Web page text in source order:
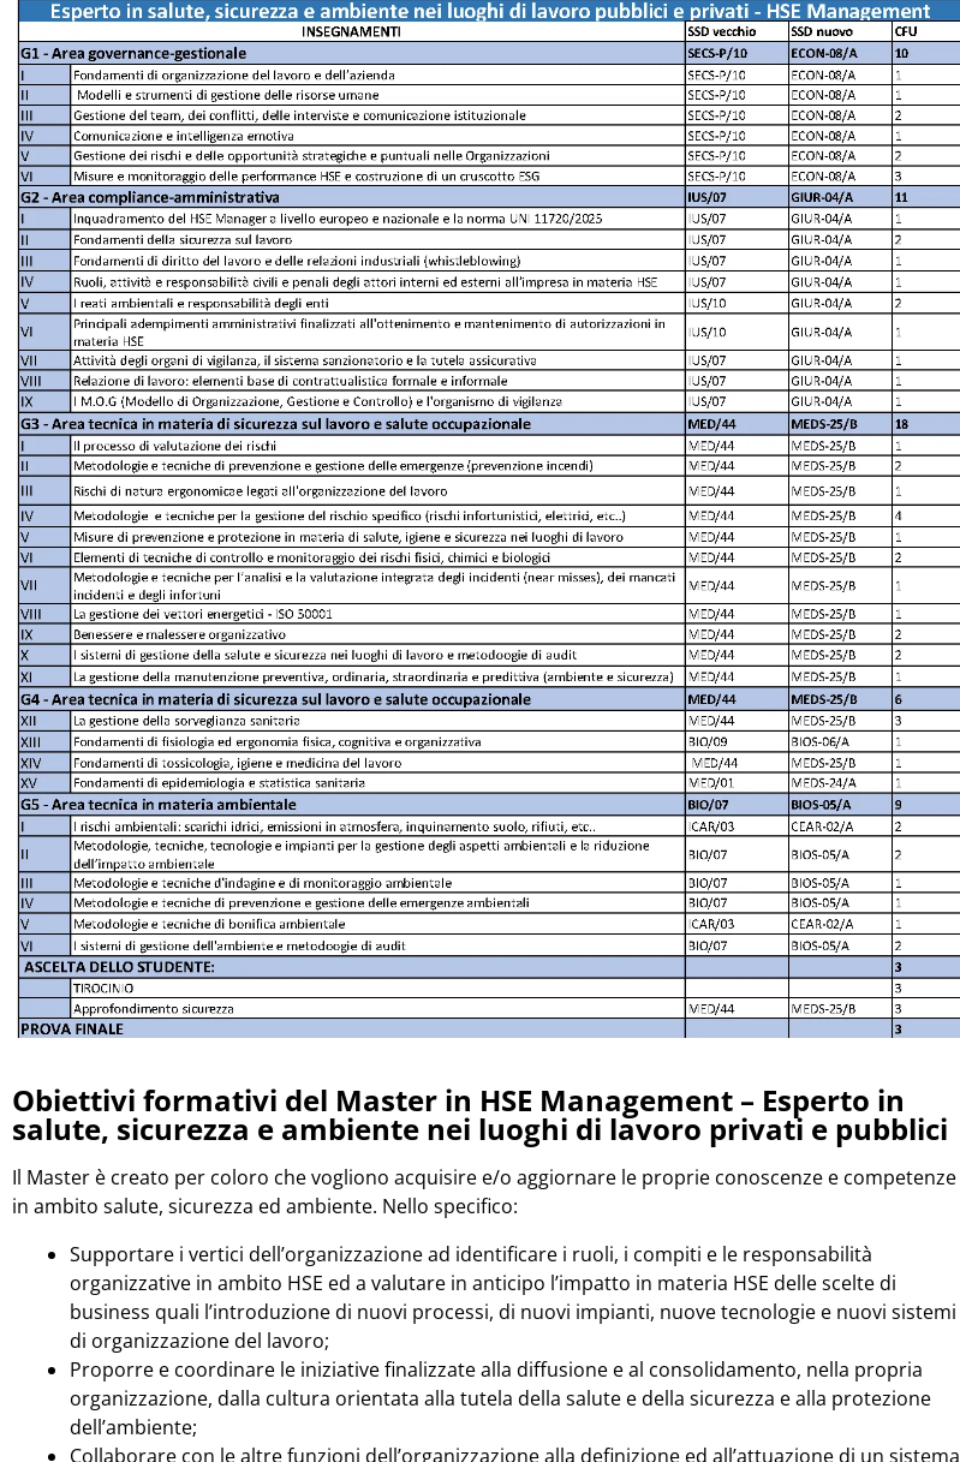
Obiettivi formativi del Master in HSE Management – Esperto in
salute, sicurezza e ambiente nei luoghi di lavoro privati e pubblici
Il Master è creato per coloro che vogliono acquisire e/o aggiornare le proprie conoscenze e competenze
in ambito salute, sicurezza ed ambiente. Nello specifico:
Supportare i vertici dell’organizzazione ad identificare i ruoli, i compiti e le responsabilità
organizzative in ambito HSE ed a valutare in anticipo l’impatto in materia HSE delle scelte di
business quali l’introduzione di nuovi processi, di nuovi impianti, nuove tecnologie e nuovi sistemi
di organizzazione del lavoro;
Proporre e coordinare le iniziative finalizzate alla diffusione e al consolidamento, nella propria
organizzazione, dalla cultura orientata alla tutela della salute e della sicurezza e alla protezione
dell’ambiente;
Collaborare con le altre funzioni dell’organizzazione alla definizione ed all’attuazione di un sistema